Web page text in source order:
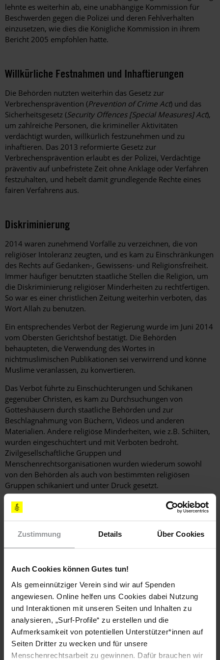
Zustimmung Details Über Cookies
Auch Cookies können Gutes tun!
Als gemeinnütziger Verein sind wir auf Spenden
angewiesen. Online helfen uns Cookies dabei Nutzung
und Interaktionen mit unseren Seiten und Inhalten zu
analysieren, „Surf-Profile“ zu erstellen und die
Aufmerksamkeit von potentiellen Unterstützer*innen auf
Seiten Dritter zu wecken und für unsere
Menschenrechtsarbeit zu gewinnen. Dafür brauchen wir
lehnte es weiterhin ab, eine unabhängige Kommission für
Beschwerden gegen die Polizei und deren Fehlverhalten
einzusetzen, wie dies die Königliche Kommission in ihrem
Bericht 2005 empfohlen hatte.
Willkürliche Festnahmen und Inhaftierungen
Die Behörden nutzten weiterhin das Gesetz zur
Verbrechensprävention (Prevention of Crime Act) und das
Sicherheitsgesetz (Security Offences [Special Measures] Act),
um zahlreiche Personen, die krimineller Aktivitäten
verdächtigt wurden, willkürlich festzunehmen und zu
inhaftieren. Das 2013 reformierte Gesetz zur
Verbrechensprävention erlaubt es der Polizei, Verdächtige
präventiv auf unbefristete Zeit ohne Anklage oder Verfahren
festzuhalten, und hebelt damit grundlegende Rechte eines
fairen Verfahrens aus.
Diskriminierung
2014 waren zunehmend Vorfälle zu verzeichnen, die von
religiöser Intoleranz zeugten, und es kam zu Einschränkungen
des Rechts auf Gedanken-, Gewissens- und Religionsfreiheit.
Immer häufiger benutzten staatliche Stellen die Religion, um
die Diskriminierung religiöser Minderheiten zu rechtfertigen.
So war es einer christlichen Zeitung weiterhin verboten, das
Wort Allah zu benutzen.
Ein entsprechendes Verbot der Regierung wurde im Juni 2014
vom Obersten Gerichtshof bestätigt. Die Behörden
behaupteten, die Verwendung des Wortes in
nichtmuslimischen Publikationen sei verwirrend und könne
Muslime veranlassen, zu konvertieren.
Das Verbot führte zu Einschüchterungen und Schikanen
gegenüber Christen, es kam zu Durchsuchungen von
Gotteshäusern durch staatliche Behörden und zur
Beschlagnahmung von Büchern, Videos und anderen
Materialien. Andere religiöse Minderheiten, wie z.B. Schiiten,
wurden eingeschüchtert und mit Verboten bedroht.
Zivilgesellschaftliche Gruppen und
Menschenrechtsorganisationen wurden wiederum sowohl
von den Behörden als auch von bestimmten religiösen
Gruppen schikaniert und unter Druck gesetzt.
In einem wegweisenden Urteil entschied das Berufungsgericht
im November 2014, dass ein Scharia-Gesetz im Bundesstaat
verfassungswidrig sei. Dennoch gingen das gesamte Jahr über
Berichte ein, wonach Lesben, Schwule, Bisexuelle,
Orientierung oder Geschlechtsidentität festgenommen und
durch Gesetze als auch im täglichen Leben diskriminiert.
Flüchtlinge und Asylsuchende
Malaysia verstieß gegen den internationalen Grundsatz des
Non-Refoulement(Abschiebungsverbot), indem es Flüchtlinge